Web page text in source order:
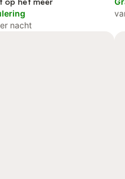
nacht